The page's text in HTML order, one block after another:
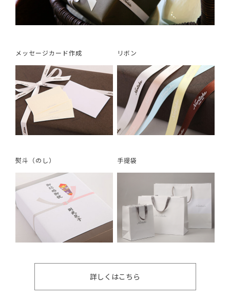
メッセージカード作成 リボン
熨斗（のし） 手提袋
詳しくはこちら